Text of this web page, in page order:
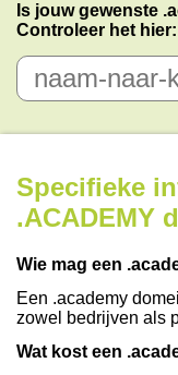
Is jouw gewenste
Controleer het hier:
Specifieke
.ACADEMY
Wie mag een
Een .academy
zowel bedrijven als
Wat kost een